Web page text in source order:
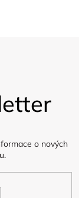
o nových